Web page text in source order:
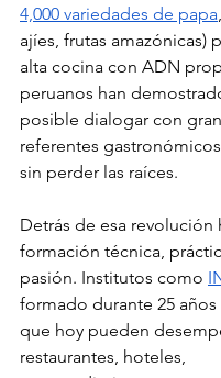
4,000 variedades de papa
ajíes, frutas amazónicas)
alta cocina con ADN
peruanos han
posible dialogar con
referentes
sin perder las raíces.
Detrás de esa revolución
formación técnica,
pasión. Institutos como
formado durante 25
que hoy pueden
restaurantes, hoteles,